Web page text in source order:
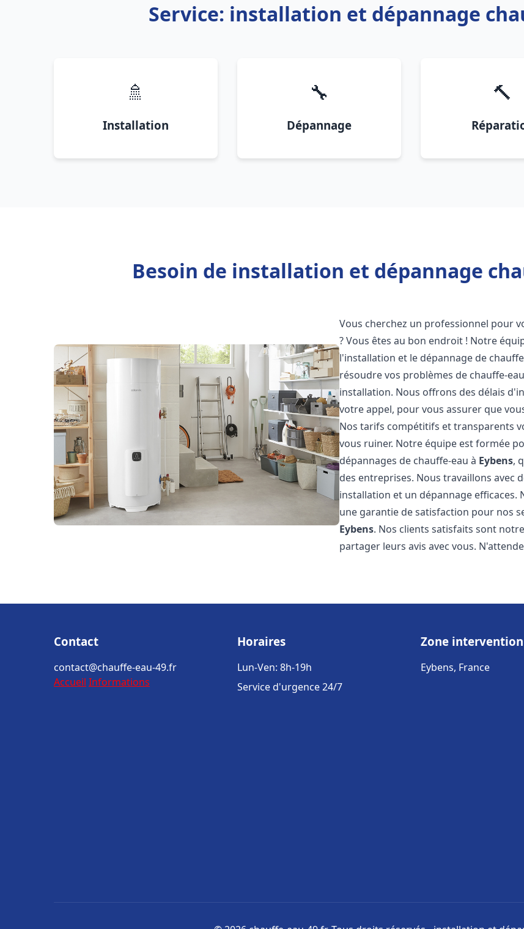
Service: installation et dépannage
🚿
Installation
🔧
Dépannage
🔨
Besoin de installation et dépannage
Vous cherchez un professionnel pour
? Vous êtes au bon endroit ! Notre
l'installation et le dépannage de
résoudre vos problèmes de chauffe-
installation. Nous offrons des délais
votre appel, pour vous assurer que
Nos tarifs compétitifs et transparents
vous ruiner. Notre équipe est formée
dépannages de chauffe-eau à Eybens,
des entreprises. Nous travaillons avec
installation et un dépannage
une garantie de satisfaction pour nos
Eybens. Nos clients satisfaits sont
partager leurs avis avec vous.
Contact
contact@chauffe-eau-49.fr
Accueil Informations
Horaires
Lun-Ven: 8h-19h
Service d'urgence 24/7
Zone intervention
Eybens, France